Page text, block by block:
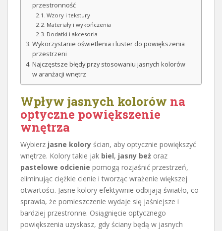
przestronność
Wzory i tekstury
Materiały i wykończenia
Dodatki i akcesoria
Wykorzystanie oświetlenia i luster do powiększenia
przestrzeni
Najczęstsze błędy przy stosowaniu jasnych kolorów
w aranżacji wnętrz
Wpływ jasnych kolorów na
optyczne powiększenie
wnętrza
Wybierz jasne kolory ścian, aby optycznie powiększyć
wnętrze. Kolory takie jak biel, jasny beż oraz
pastelowe odcienie pomogą rozjaśnić przestrzeń,
eliminując ciężkie cienie i tworząc wrażenie większej
otwartości. Jasne kolory efektywnie odbijają światło, co
sprawia, że pomieszczenie wydaje się jaśniejsze i
bardziej przestronne. Osiągnięcie optycznego
powiększenia uzyskasz, gdy ściany będą w jasnych